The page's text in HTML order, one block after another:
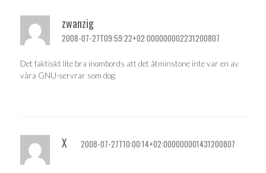
zwanzig
2008-07-27T09:59:22+02:000000002231200807
Det faktiskt lite bra inombords att det åtminstone inte var en av
våra GNU-servrar som dog.
X 2008-07-27T10:00:14+02:000000001431200807